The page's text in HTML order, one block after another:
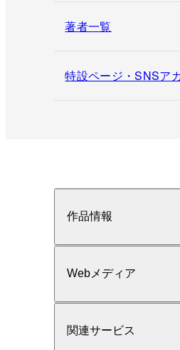
著者一覧
特設ページ・SNSア
作品情報
Webメディア
関連サービス